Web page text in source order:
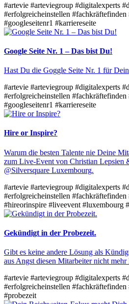
#artevie #arteviegroup #digitalexperts
#erfolgreicheinstellen #fachkräftefinden
#googleseitenr1 #karriereseite
Google Seite Nr. 1 – Das bist Du!
Hast Du die Goggle Seite Nr. 1 für
#artevie #arteviegroup #digitalexperts
#erfolgreicheinstellen #fachkräftefinden
#googleseitenr1 #karriereseite
Hire or Inspire?
Warum die besten Talente nie Deine
zum Live-Event von Christian Lepsien
@Silversquare Luxembourg.
#artevie #arteviegroup #digitalexperts
#erfolgreicheinstellen #fachkräftefinden
#hireorinspire #liveevent #luxembourg
Gekündigt in der Probezeit.
Gibt es keine andere Lösung als
aus Angst diesen Mitarbeiter nicht mehr
#artevie #arteviegroup #digitalexperts
#erfolgreicheinstellen #fachkräftefinden
#probezeit